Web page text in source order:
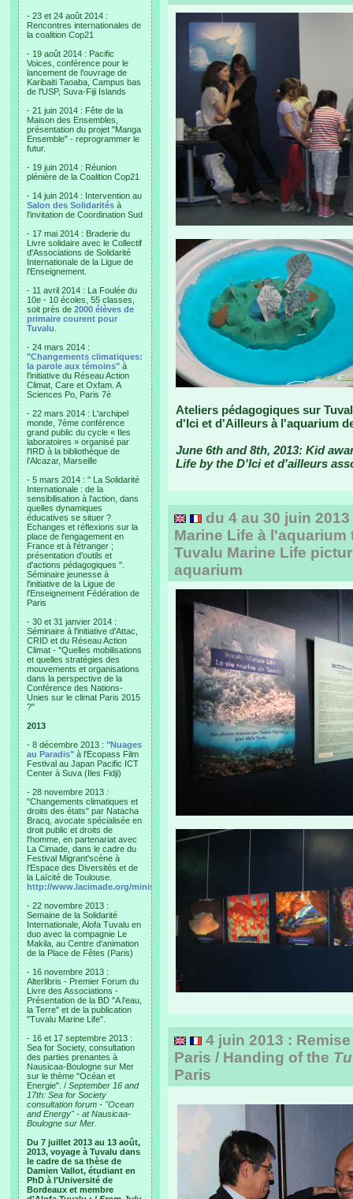
- 23 et 24 août 2014 :
Rencontres internationales de
la coalition Cop21
- 19 août 2014 : Pacific
Voices, conférence pour le
lancement de l'ouvrage de
Karibaiti Taoaba, Campus bas
de l'USP, Suva-Fiji Islands
- 21 juin 2014 : Fête de la
Maison des Ensembles,
présentation du projet "Manga
Ensemble" - reprogrammer le
futur.
- 19 juin 2014 : Réunion
plénière de la Coalition Cop21
- 14 juin 2014 : Intervention au
Salon des Solidarités à
l'invitation de Coordination Sud
- 17 mai 2014 : Braderie du
Livre solidaire avec le Collectif
d'Associations de Solidarité
Internationale de la Ligue de
l'Enseignement.
- 11 avril 2014 : La Foulée du
10e - 10 écoles, 55 classes,
soit près de 2000 élèves de
primaire courent pour
Tuvalu
- 24 mars 2014 :
"Changements climatiques:
la parole aux témoins" à
l'initiative du Réseau Action
Climat, Care et Oxfam. A
Sciences Po, Paris 7è
- 22 mars 2014 : L'archipel
monde, 7ème conférence
grand public du cycle « Iles
laboratoires » organisé par
l'IRD à la bibliothèque de
l’Alcazar, Marseille
- 5 mars 2014 : " La Solidarité
Internationale : de la
sensibilisation à l'action, dans
quelles dynamiques
éducatives se situer ?
Echanges et réflexions sur la
place de l'engagement en
France et à l'étranger ;
présentation d'outils et
d'actions pédagogiques ".
Séminaire jeunesse à
l'initiative de la Ligue de
l'Enseignement Fédération de
Paris
- 30 et 31 janvier 2014 :
Séminaire à l'initiative d'Attac,
CRID et du Réseau Action
Climat - "Quelles mobilisations
et quelles stratégies des
mouvements et organisations
dans la perspective de la
Conférence des Nations-
Unies sur le climat Paris 2015
?"
2013
- 8 décembre 2013 : "Nuages
au Paradis" à l'Ecopass Film
Festival au Japan Pacific ICT
Center à Suva (Iles Fidji)
- 28 novembre 2013 :
"Changements climatiques et
droits des états" par Natacha
Bracq, avocate spécialisée en
droit public et droits de
l'homme, en partenariat avec
La Cimade, dans le cadre du
Festival Migrant'scène à
l'Espace des Diversités et de
la Laïcité de Toulouse.
http://www.lacimade.org/minisites/migrantscene
- 22 novembre 2013 :
Semaine de la Solidarité
Internationale, Alofa Tuvalu en
duo avec la compagnie Le
Makila, au Centre d'animation
de la Place de Fêtes (Paris)
- 16 novembre 2013 :
Alterlibris - Premier Forum du
Livre des Associations -
Présentation de la BD "A l'eau,
la Terre" et de la publication
"Tuvalu Marine Life".
- 16 et 17 septembre 2013 :
Sea for Society, consultation
des parties prenantes à
Nausicaa-Boulogne sur Mer
sur le thème "Océan et
Energie". / September 16 and
17th: Sea for Society
consultation forum - "Ocean
and Energy" - at Nausicaa-
Boulogne sur Mer.
Du 7 juillet 2013 au 13 août,
2013, voyage à Tuvalu dans
le cadre de sa thèse de
Damien Vallot, étudiant en
PhD à l'Université de
Bordeaux et membre
Ateliers pédagogiques sur
d'Ici et d'Ailleurs à l'aquarium
June 6th and 8th, 2013: Kid
Life by the D'Ici et d'ailleurs
du 4 au 30 juin
Marine Life à
Tuvalu Marine Life
aquarium
4 juin 2013 :
Paris / Handing of the
Paris